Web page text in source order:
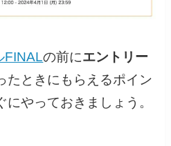
FINALの前にエントリー
たときにもらえるポイン
にやっておきましょう。